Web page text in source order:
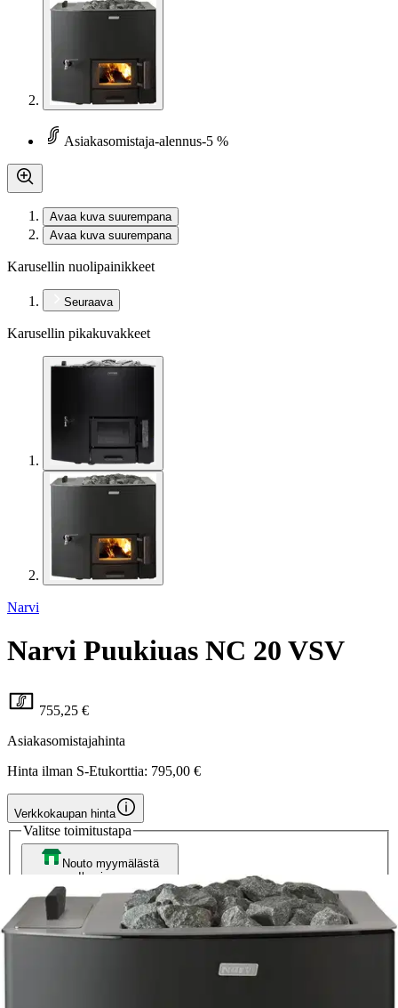
Asiakasomistaja-alennus-5 %
Avaa kuva suurempana
Avaa kuva suurempana
Karusellin nuolipainikkeet
Seuraava
Karusellin pikakuvakkeet
Narvi
Narvi Puukiuas NC 20 VSV
755,25 €
Asiakasomistajahinta
Hinta ilman S-Etukorttia: 795,00 €
Verkkokaupan hinta
Valitse toimitustapa
Nouto myymälästä
Ilmainen
Siirry valitsemaan myymälä
Toimitus
Kotiin tai noutopisteeseenAlk. 4,95 €